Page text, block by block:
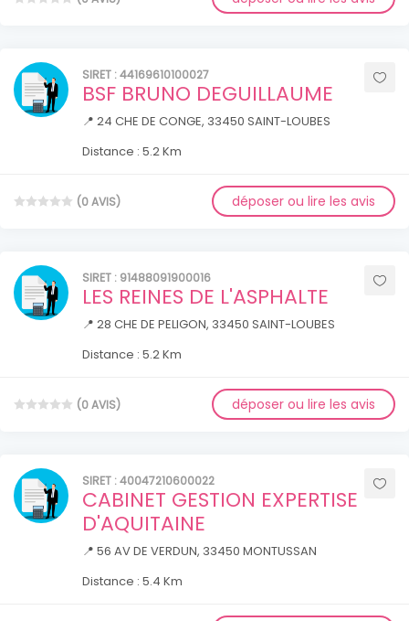
SIRET : 44169610100027
BSF BRUNO DEGUILLAUME
📍 24 CHE DE CONGE, 33450 SAINT-LOUBES
Distance : 5.2 Km
(0 AVIS) déposer ou lire les avis
SIRET : 91488091900016
LES REINES DE L'ASPHALTE
📍 28 CHE DE PELIGON, 33450 SAINT-LOUBES
Distance : 5.2 Km
(0 AVIS) déposer ou lire les avis
SIRET : 40047210600022
CABINET GESTION EXPERTISE
D'AQUITAINE
📍 56 AV DE VERDUN, 33450 MONTUSSAN
Distance : 5.4 Km